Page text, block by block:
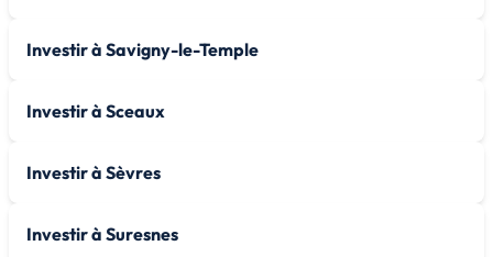
Investir à Savigny-le-Temple
Investir à Sceaux
Investir à Sèvres
Investir à Suresnes